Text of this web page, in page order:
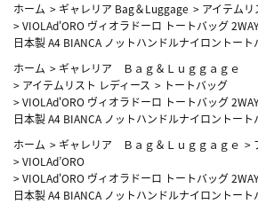
ホーム > ギャレリア Bag＆Luggage > アイテムリ
>VIOLAd'ORO ヴィオラドーロ トートバッグ
日本製 A4 BIANCA ノットハンドルナイロントー
ホーム > ギャレリア Ｂａｇ＆Ｌｕｇｇａｇｅ
> アイテムリスト レディース > トートバッグ
>VIOLAd'ORO ヴィオラドーロ トートバッグ
日本製 A4 BIANCA ノットハンドルナイロントー
ホーム > ギャレリア Ｂａｇ＆Ｌｕｇｇａｇｅ >
>VIOLAd’ORO
>VIOLAd'ORO ヴィオラドーロ トートバッグ
日本製 A4 BIANCA ノットハンドルナイロントー